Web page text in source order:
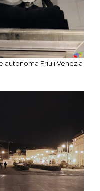
autonoma Friuli Venezia